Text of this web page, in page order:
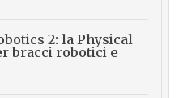
2: la Physical
bracci robotici e